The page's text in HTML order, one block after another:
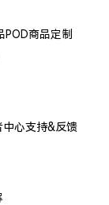
POD商品定制
中心支持&反馈